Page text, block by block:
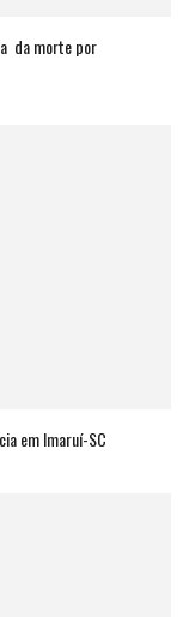
da morte por
em Imaruí-SC